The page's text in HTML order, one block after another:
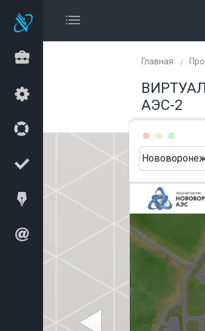
Главная
АЭС-2